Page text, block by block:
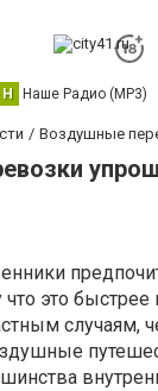
Н Наше Радио (MP3)
Воздушные
что это
случаям,